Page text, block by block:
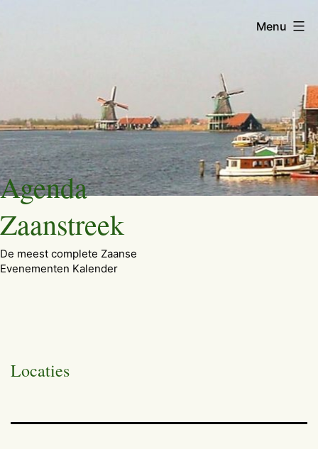
Ga
naar
de
inhoud
Agenda
Zaanstreek
De meest complete Zaanse
Evenementen Kalender
Menu
Locaties